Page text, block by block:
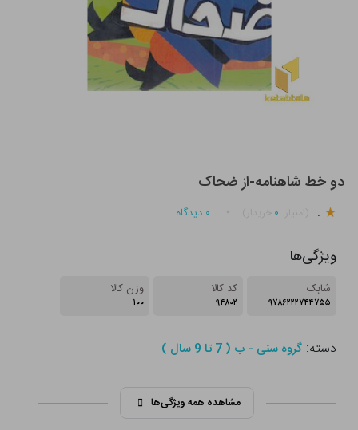
دو خط شاهنامه-از ضحاک
. ۰ ۰ دیدگاه
ویژگی‌ها
شابک
۹۷۸۶۲۲۲۷۴۴۷۵۵
کد کالا
۹۴۸۰۲
وزن کالا
۱۰۰
دسته:گروه سنی - ب ( 7 تا 9 سال )
مشاهده همه ویژگی‌ها